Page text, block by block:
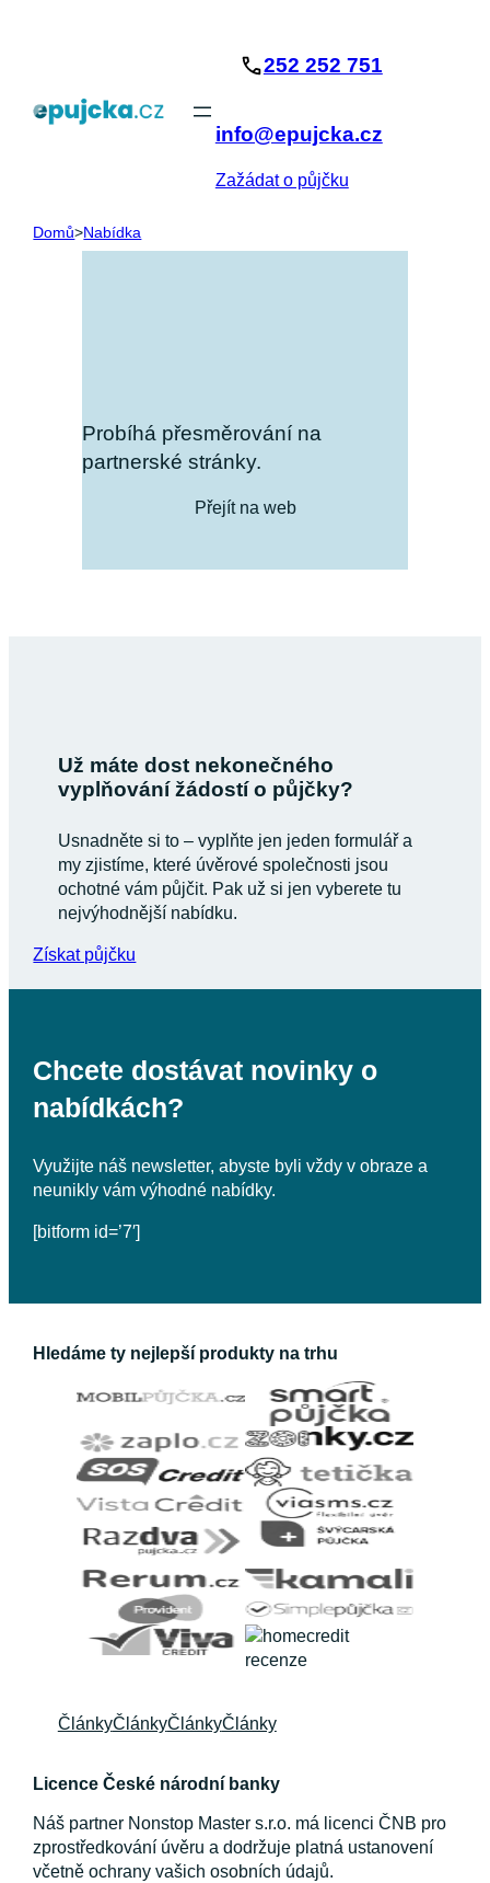
252 252 751
info@epujcka.cz
Zažádat o půjčku
Domů>Nabídka
Probíhá přesměrování na
partnerské stránky.
Přejít na web
Už máte dost nekonečného
vyplňování žádostí o půjčky?
Usnadněte si to – vyplňte jen jeden formulář a
my zjistíme, které úvěrové společnosti jsou
ochotné vám půjčit. Pak už si jen vyberete tu
nejvýhodnější nabídku.
Získat půjčku
Chcete dostávat novinky o
nabídkách?
Využijte náš newsletter, abyste byli vždy v obraze a
neunikly vám výhodné nabídky.
[bitform id=’7′]
Hledáme ty nejlepší produkty na trhu
ČlánkyČlánkyČlánkyČlánky
Licence České národní banky
Náš partner Nonstop Master s.r.o. má licenci ČNB pro
zprostředkování úvěru a dodržuje platná ustanovení
včetně ochrany vašich osobních údajů.